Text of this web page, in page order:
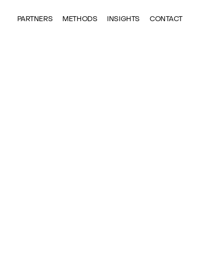
PARTNERS METHODS INSIGHTS CONTACT